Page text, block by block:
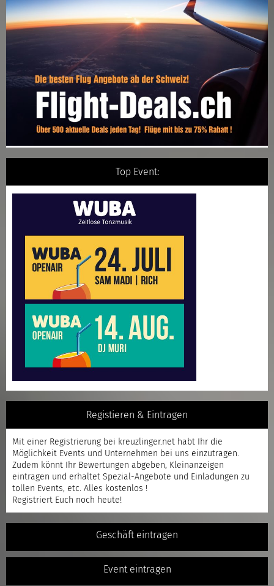
Top Event:
Registieren & Eintragen
Mit einer Registrierung bei kreuzlinger.net habt Ihr die
Möglichkeit Events und Unternehmen bei uns einzutragen.
Zudem könnt Ihr Bewertungen abgeben, Kleinanzeigen
eintragen und erhaltet Spezial-Angebote und Einladungen zu
tollen Events, etc. Alles kostenlos !
Registriert Euch noch heute!
Geschäft eintragen
Event eintragen